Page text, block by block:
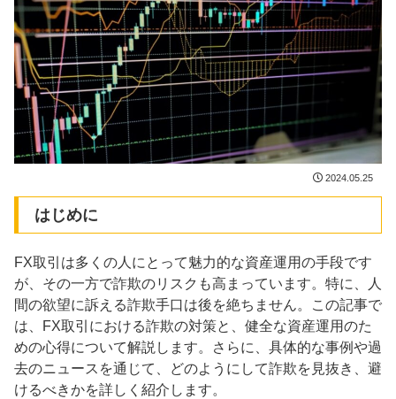
2024.05.25
はじめに
FX取引は多くの人にとって魅力的な資産運用の手段です
が、その一方で詐欺のリスクも高まっています。特に、人
間の欲望に訴える詐欺手口は後を絶ちません。この記事で
は、FX取引における詐欺の対策と、健全な資産運用のた
めの心得について解説します。さらに、具体的な事例や過
去のニュースを通じて、どのようにして詐欺を見抜き、避
けるべきかを詳しく紹介します。